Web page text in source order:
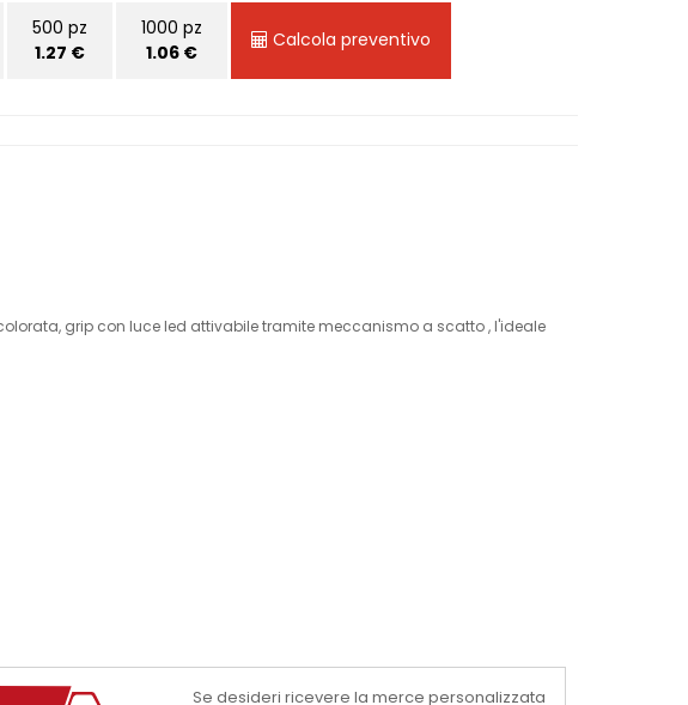
500 pz
1.27 €
1000 pz
1.06 €
Calcola preventivo
grip con luce led attivabile tramite meccanismo a scatto , l'ideale
Se desideri ricevere la merce personalizzata